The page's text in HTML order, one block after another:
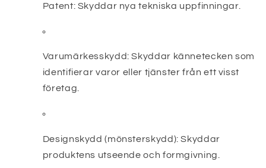
Patent: Skyddar nya tekniska uppfinningar.
Varumärkesskydd: Skyddar kännetecken som
identifierar varor eller tjänster från ett visst
företag.
Designskydd (mönsterskydd): Skyddar
produktens utseende och formgivning.